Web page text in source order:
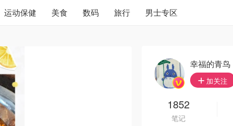
运动保健 美食 数码 旅行 男士专区
幸福的青鸟
加关注
1852
笔记